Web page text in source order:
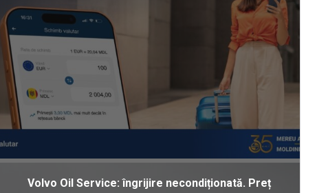
Volvo Oil Service: îngrijire necondiționată. Preț